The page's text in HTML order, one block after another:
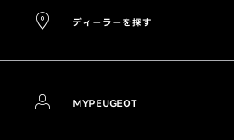
ディーラーを探す
MYPEUGEOT